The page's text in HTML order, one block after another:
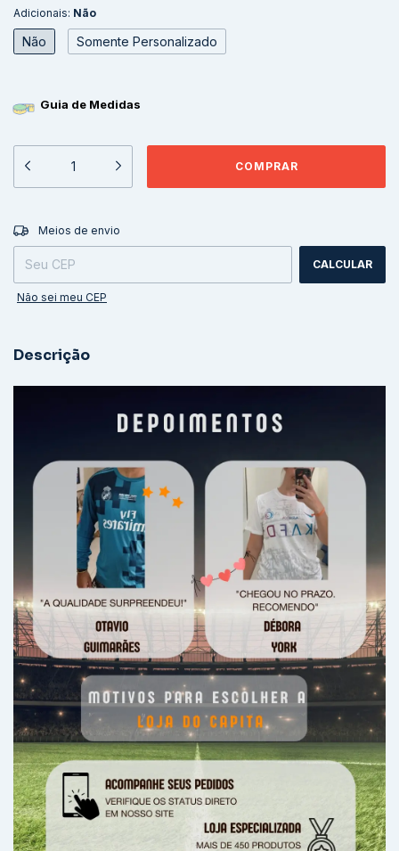
Adicionais: Não
Não Somente Personalizado
Guia de Medidas
Entregas para o CEP:
Meios de envio
CALCULAR
Não sei meu CEP
Descrição